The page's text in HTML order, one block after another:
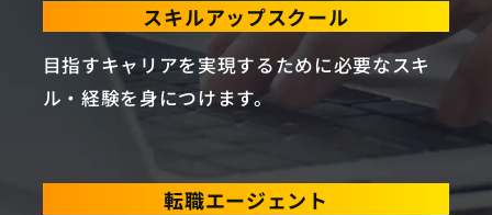
スキルアップスクール
目指すキャリアを実現するために必要なスキ
ル・経験を身につけます。
転職エージェント